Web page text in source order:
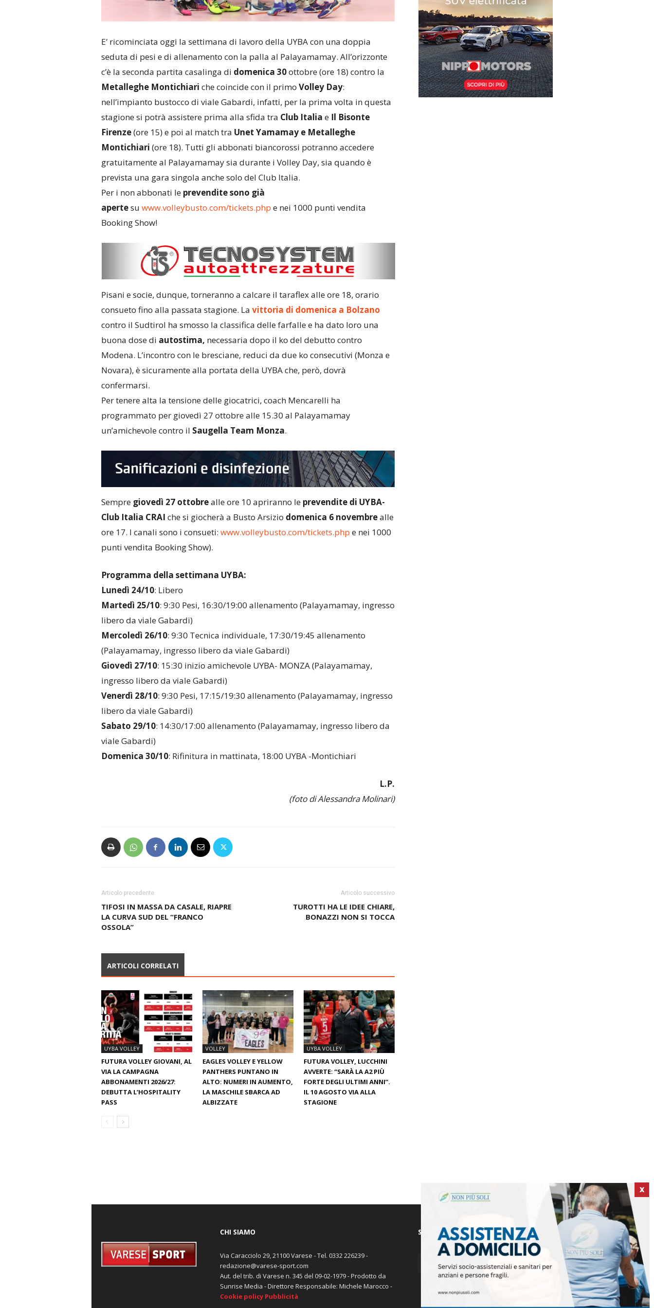
E’ ricominciata oggi la settimana di lavoro della UYBA con una doppia
seduta di pesi e di allenamento con la palla al Palayamamay. All’orizzonte
c’è la seconda partita casalinga di domenica 30ottobre (ore 18) contro la
Metalleghe Montichiari che coincide con il primo Volley Day:
nell’impianto bustocco di viale Gabardi, infatti, per la prima volta in questa
stagione si potrà assistere prima alla sfida tra Club Italia eIl Bisonte
Firenze(ore 15) e poi al match tra Unet Yamamay e Metalleghe
Montichiari (ore 18). Tutti gli abbonati biancorossi potranno accedere
gratuitamente al Palayamamay sia durante i Volley Day, sia quando è
prevista una gara singola anche solo del Club Italia.
Per i non abbonati le prevendite sono già
apertesu www.volleybusto.com/tickets.php e nei 1000 punti vendita
Booking Show!
Pisani e socie, dunque, torneranno a calcare il taraflex alle ore 18, orario
consueto fino alla passata stagione. La vittoria di domenica a Bolzano
contro il Sudtirol ha smosso la classifica delle farfalle e ha dato loro una
buona dose di autostima, necessaria dopo il ko del debutto contro
Modena. L’incontro con le bresciane, reduci da due ko consecutivi (Monza e
Novara), è sicuramente alla portata della UYBA che, però, dovrà
confermarsi.
Per tenere alta la tensione delle giocatrici, coach Mencarelli ha
programmato per giovedì 27 ottobre alle 15.30 al Palayamamay
un’amichevole contro il Saugella Team Monza.
Sempre giovedì 27 ottobrealle ore 10 apriranno leprevendite di UYBA-
Club Italia CRAI che si giocherà a Busto Arsizio domenica 6 novembrealle
ore 17. I canali sono i consueti: www.volleybusto.com/tickets.php e nei 1000
punti vendita Booking Show).
Programma della settimana UYBA:
Lunedì 24/10: Libero
Martedì 25/10: 9:30 Pesi, 16:30/19:00 allenamento (Palayamamay, ingresso
libero da viale Gabardi)
Mercoledì 26/10: 9:30 Tecnica individuale, 17:30/19:45 allenamento
(Palayamamay, ingresso libero da viale Gabardi)
Giovedì 27/10: 15:30 inizio amichevole UYBA- MONZA (Palayamamay,
ingresso libero da viale Gabardi)
Venerdì 28/10: 9:30 Pesi, 17:15/19:30 allenamento (Palayamamay, ingresso
libero da viale Gabardi)
Sabato 29/10: 14:30/17:00 allenamento (Palayamamay, ingresso libero da
viale Gabardi)
Domenica 30/10: Rifinitura in mattinata, 18:00 UYBA -Montichiari
L.P.
(foto di Alessandra Molinari)
Articolo precedente
TIFOSI IN MASSA DA CASALE, RIAPRE
LA CURVA SUD DEL “FRANCO
OSSOLA”
Articolo successivo
TUROTTI HA LE IDEE CHIARE,
BONAZZI NON SI TOCCA
ARTICOLI CORRELATI
UYBA VOLLEY
FUTURA VOLLEY GIOVANI, AL
VIA LA CAMPAGNA
ABBONAMENTI 2026/27:
DEBUTTA L’HOSPITALITY
PASS
VOLLEY
EAGLES VOLLEY E YELLOW
PANTHERS PUNTANO IN
ALTO: NUMERI IN AUMENTO,
LA MASCHILE SBARCA AD
ALBIZZATE
UYBA VOLLEY
FUTURA VOLLEY, LUCCHINI
AVVERTE: “SARÀ LA A2 PIÙ
FORTE DEGLI ULTIMI ANNI”.
IL 10 AGOSTO VIA ALLA
STAGIONE
X
CHI SIAMO
Via Caracciolo 29, 21100 Varese - Tel. 0332 226239 -
redazione@varese-sport.com
Aut. del trib. di Varese n. 345 del 09-02-1979 - Prodotto da
Sunrise Media - Direttore Responsabile: Michele Marocco -
Cookie policy Pubblicità
SEGUICI